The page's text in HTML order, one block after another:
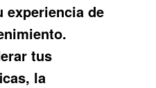
experiencia de
tus
la